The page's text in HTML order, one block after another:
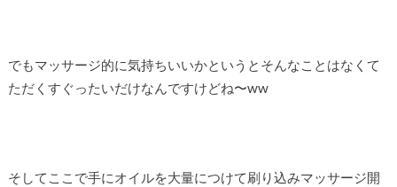
でもマッサージ的に気持ちいいかというとそんなことはなくて
ただくすぐったいだけなんですけどね〜ww
そしてここで手にオイルを大量につけて刷り込みマッサージ開